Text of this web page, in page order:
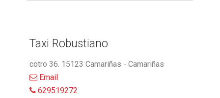
Taxi Robustiano
cotro 36. 15123 Camariñas - Camariñas
Email
629519272